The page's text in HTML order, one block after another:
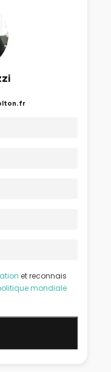
et reconnais
mondiale